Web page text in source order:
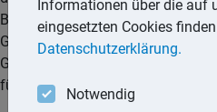
Baden-Württemberg (LGrStG BW)
Grundstücken, die im Rahmen der
Grundsteuer ab dem 01.01.2025
für verfassungswidrig hält.
Informationen über die auf
eingesetzten Cookies
Datenschutzerklärung.
Notwendig